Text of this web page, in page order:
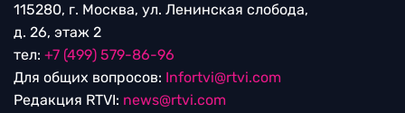
115280, г. Москва, ул. Ленинская слобода,
д. 26, этаж 2
тел: +7 (499) 579-86-96
Для общих вопросов: Infortvi@rtvi.com
Редакция RTVI: news@rtvi.com